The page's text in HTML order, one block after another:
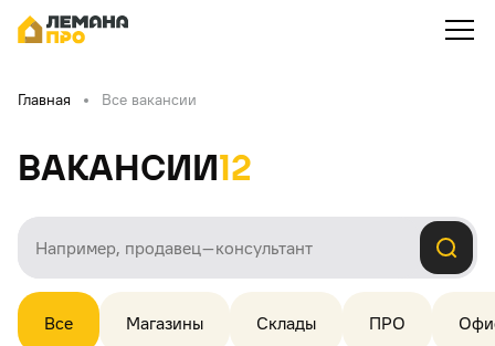
Главная Все вакансии
Вакансии12
Все Магазины Склады ПРО